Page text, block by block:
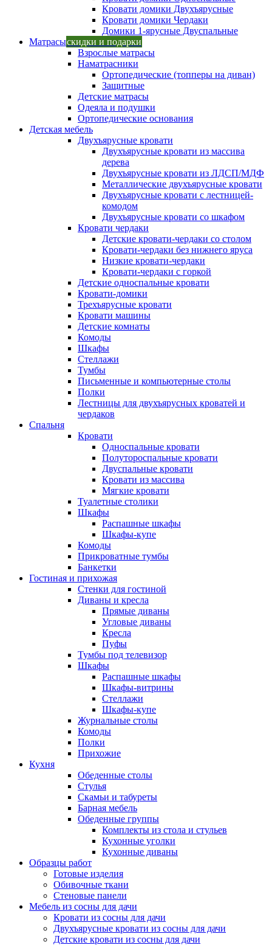
Кровати домики Двухъярусные
Кровати домики Чердаки
Домики 1-ярусные Двуспальные
Матрасыскидки и подарки
Взрослые матрасы
Наматрасники
Ортопедические (топперы на диван)
Защитные
Детские матрасы
Одеяла и подушки
Ортопедические основания
Детская мебель
Двухъярусные кровати
Двухъярусные кровати из массива
дерева
Двухъярусные кровати из ЛДСП/МДФ
Металлические двухъярусные кровати
Двухъярусные кровати с лестницей-
комодом
Двухъярусные кровати со шкафом
Кровати чердаки
Детские кровати-чердаки со столом
Кровати-чердаки без нижнего яруса
Низкие кровати-чердаки
Кровати-чердаки с горкой
Детские односпальные кровати
Кровати-домики
Трехъярусные кровати
Кровати машины
Детские комнаты
Комоды
Шкафы
Стеллажи
Тумбы
Письменные и компьютерные столы
Полки
Лестницы для двухъярусных кроватей и
чердаков
Спальня
Кровати
Односпальные кровати
Полутороспальные кровати
Двуспальные кровати
Кровати из массива
Мягкие кровати
Туалетные столики
Шкафы
Распашные шкафы
Шкафы-купе
Комоды
Прикроватные тумбы
Банкетки
Гостиная и прихожая
Стенки для гостиной
Диваны и кресла
Прямые диваны
Угловые диваны
Кресла
Пуфы
Тумбы под телевизор
Шкафы
Распашные шкафы
Шкафы-витрины
Стеллажи
Шкафы-купе
Журнальные столы
Комоды
Полки
Прихожие
Кухня
Обеденные столы
Стулья
Скамьи и табуреты
Барная мебель
Обеденные группы
Комплекты из стола и стульев
Кухонные уголки
Кухонные диваны
Образцы работ
Готовые изделия
Обивочные ткани
Стеновые панели
Мебель из сосны для дачи
Кровати из сосны для дачи
Двухъярусные кровати из сосны для дачи
Детские кровати из сосны для дачи